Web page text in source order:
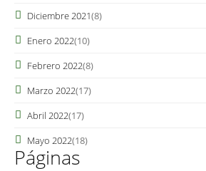
Diciembre 2021(8)
Enero 2022(10)
Febrero 2022(8)
Marzo 2022(17)
Abril 2022(17)
Mayo 2022(18)
Páginas